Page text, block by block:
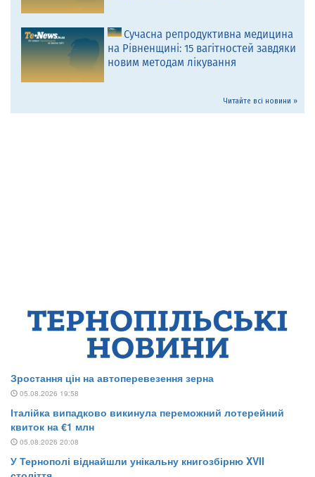
Сучасна репродуктивна медицина
на Рівненщині: 15 вагітностей завдяки
новим методам лікування
Читайте всі новини »